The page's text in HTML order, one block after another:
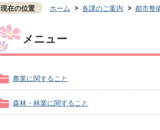
現在の位置 ホーム 各課のご案内 都市整
メニュー
農業に関すること
森林・林業に関すること